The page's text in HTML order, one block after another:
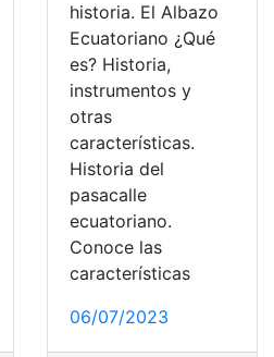
historia. El Albazo
Ecuatoriano ¿Qué
es? Historia,
instrumentos y
otras
características.
Historia del
pasacalle
ecuatoriano.
Conoce las
características
06/07/2023